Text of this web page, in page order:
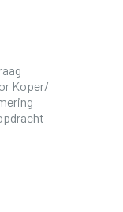
Koper/